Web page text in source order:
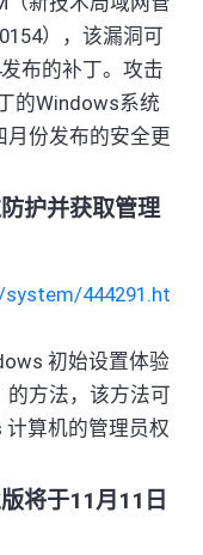
），该漏洞可
布的补丁。攻击
的Windows系统
月份发布的安全更
护并获取管理
444291.ht
初始设置体验
的方法，该方法可
算机的管理员权
将于11月11日